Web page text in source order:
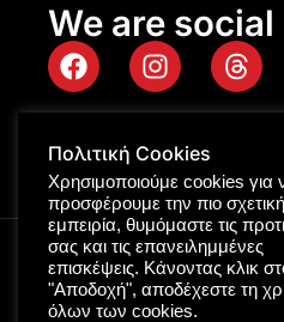
We are social
Digitalpro ©
ΑΡ. ΓΕΜΗ: 116322158000
Πολιτική Cookies
Χρησιμοποιούμε cookies για
προσφέρουμε την πιο σχετική
εμπειρία, θυμόμαστε τις
σας και τις επανειλημμένες
επισκέψεις. Κάνοντας κλικ
"Αποδοχή", αποδέχεστε τη
όλων των cookies.